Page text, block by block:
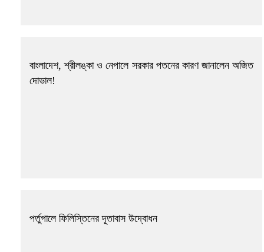
বাংলাদেশ, শ্রীলঙ্কা ও নেপালে সরকার পতনের কারণ জানালেন অজিত
দোভাল!
পর্তুগালে ফিলিস্তিনের দূতাবাস উদ্বোধন